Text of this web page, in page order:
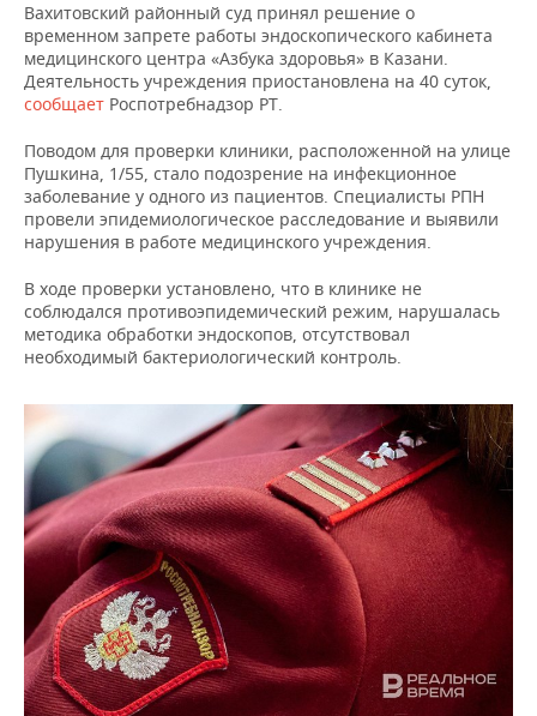
ВОЛЕЙБОЛ
КИБЕРСПОРТ
ФИГУРНОЕ КАТАНИЕ
ВОДНЫЕ ВИДЫ СПОРТА
ХОККЕЙ С МЯЧОМ
ИСТОРИЯ
КУЛЬТУРА
МЕДИЦИНА
ОБРАЗОВАНИЕ
ПРОИСШЕСТВИЯ
СПИСОК ПЕРСОН
СПИСОК КОМПАНИЙ
ПОЛНАЯ ВЕРСИЯ
Вахитовский районный суд принял решение о
временном запрете работы эндоскопического кабинета
медицинского центра «Азбука здоровья» в Казани.
Деятельность учреждения приостановлена на 40 суток,
сообщает Роспотребнадзор РТ.
Поводом для проверки клиники, расположенной на улице
Пушкина, 1/55, стало подозрение на инфекционное
заболевание у одного из пациентов. Специалисты РПН
провели эпидемиологическое расследование и выявили
нарушения в работе медицинского учреждения.
В ходе проверки установлено, что в клинике не
соблюдался противоэпидемический режим, нарушалась
методика обработки эндоскопов, отсутствовал
необходимый бактериологический контроль.